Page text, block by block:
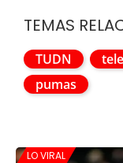
TEMAS
TUDN
pumas
LO VIRAL